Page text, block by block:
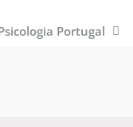
Portugal